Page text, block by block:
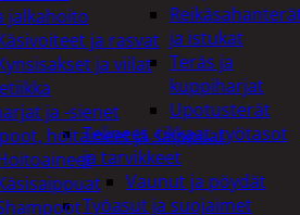
ja istukat
Teräs ja
kuppiharjat
Upotusterät
Telineet, tikkaat, työtasot
ja tarvikkeet
Vaunut ja pöydät
Työasut ja suojaimet
jalkahoito
ja rasvat
ja viilat
ja -sienet
hoitaineet ja saippuat